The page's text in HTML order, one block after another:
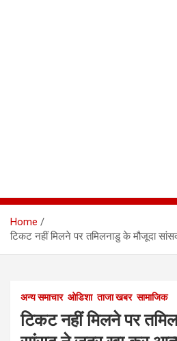
Home
टिकट नहीं मिलने पर तमिलनाडु के मौजूदा
अन्य समाचार ओडिशा ताजा खबर सामाजिक
टिकट नहीं मिलने पर